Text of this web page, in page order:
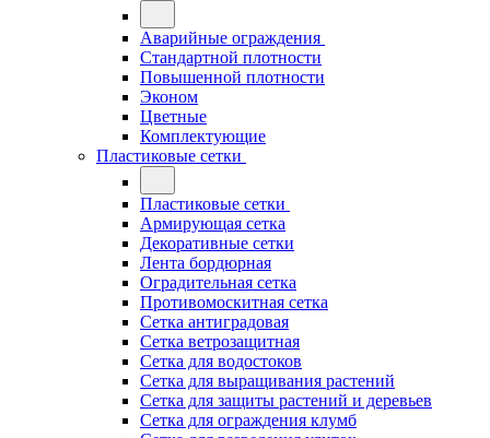
Аварийные ограждения
Стандартной плотности
Повышенной плотности
Эконом
Цветные
Комплектующие
Пластиковые сетки
Пластиковые сетки
Армирующая сетка
Декоративные сетки
Лента бордюрная
Оградительная сетка
Противомоскитная сетка
Сетка антиградовая
Сетка ветрозащитная
Сетка для водостоков
Сетка для выращивания растений
Сетка для защиты растений и деревьев
Сетка для ограждения клумб